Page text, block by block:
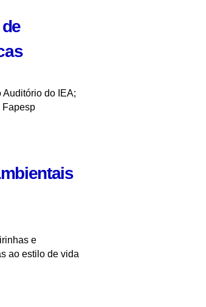
do IEA;
Fapesp
e
ao estilo de vida